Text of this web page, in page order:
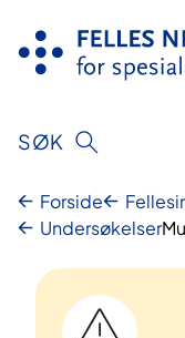
innhold
SØK
Forside
Undersøkelser